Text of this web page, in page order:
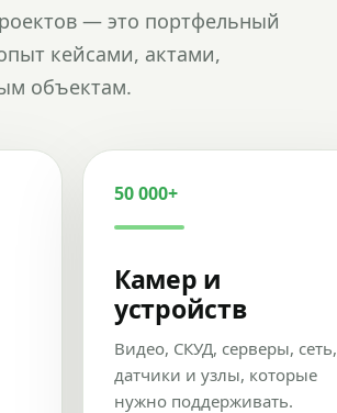
— это портфельный
кейсами, актами,
объектам.
50 000+
Камер и
устройств
Видео, СКУД, серверы, сеть,
датчики и узлы, которые
нужно поддерживать.